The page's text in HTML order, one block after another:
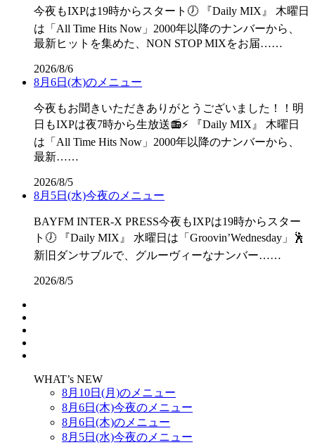
今夜もIXPは19時からスタート🕖 『Daily MIX』 木曜日
は「All Time Hits Now」2000年以降のナンバーから、
最新ヒットを集めた、NON STOP MIXをお届……
2026/8/6
8月6日(木)のメニュー
今夜もお聞きいただきありがとうございました！！明
日もIXPは夜7時から生放送📻⚡ 『Daily MIX』 木曜日
は「All Time Hits Now」2000年以降のナンバーから、
最新……
2026/8/5
8月5日(水)今夜のメニュー
BAYFM INTER-X PRESS今夜もIXPは19時からスター
ト🕖 『Daily MIX』 水曜日は「Groovin’Wednesday」🕺
新旧ダンサブルで、グルーヴィーなナンバー……
2026/8/5
WHAT’s NEW
8月10日(月)のメニュー
8月6日(木)今夜のメニュー
8月6日(木)のメニュー
8月5日(水)今夜のメニュー